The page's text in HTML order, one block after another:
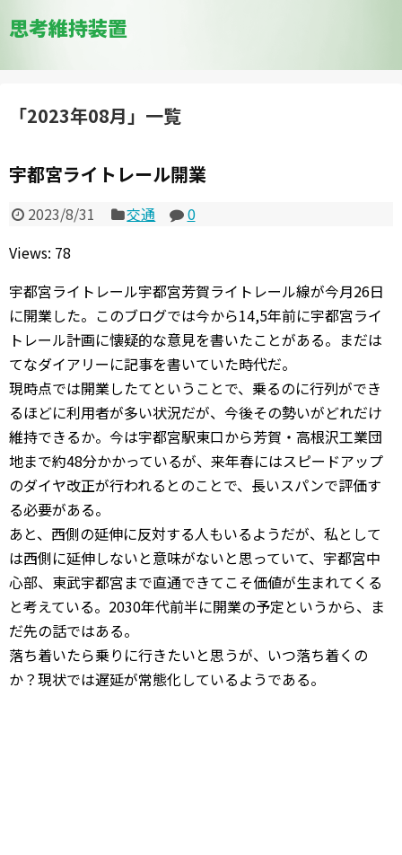
思考維持装置
「2023年08月」 一覧
宇都宮ライトレール開業
2023/8/31 交通
0
Views: 78
宇都宮ライトレール宇都宮芳賀ライトレール線が今月26日
に開業した。このブログでは今から14,5年前に宇都宮ライ
トレール計画に懐疑的な意見を書いたことがある。まだは
てなダイアリーに記事を書いていた時代だ。
現時点では開業したてということで、乗るのに行列ができ
るほどに利用者が多い状況だが、今後その勢いがどれだけ
維持できるか。今は宇都宮駅東口から芳賀・高根沢工業団
地まで約48分かかっているが、来年春にはスピードアップ
のダイヤ改正が行われるとのことで、長いスパンで評価す
る必要がある。
あと、西側の延伸に反対する人もいるようだが、私として
は西側に延伸しないと意味がないと思っていて、宇都宮中
心部、東武宇都宮まで直通できてこそ価値が生まれてくる
と考えている。2030年代前半に開業の予定というから、ま
だ先の話ではある。
落ち着いたら乗りに行きたいと思うが、いつ落ち着くの
か？現状では遅延が常態化しているようである。